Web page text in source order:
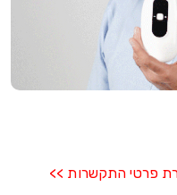
פרטי התקשרות >>